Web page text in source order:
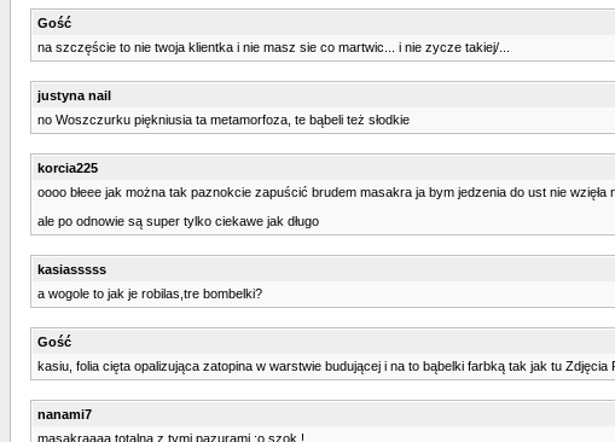
Gość
na szczęście to nie twoja klientka i nie masz sie co martwic... i nie zycze takiej/...
justyna nail
no Woszczurku piękniusia ta metamorfoza, te bąbeli też słodkie
korcia225
oooo błeee jak można tak paznokcie zapuścić brudem masakra ja bym jedzenia do ust nie wzięła
ale po odnowie są super tylko ciekawe jak długo
kasiasssss
a wogole to jak je robilas,tre bombelki?
Gość
kasiu, folia cięta opalizująca zatopina w warstwie budującej i na to bąbelki farbką tak jak tu
nanami7
masakraaaa totalna z tymi pazurami :o szok !